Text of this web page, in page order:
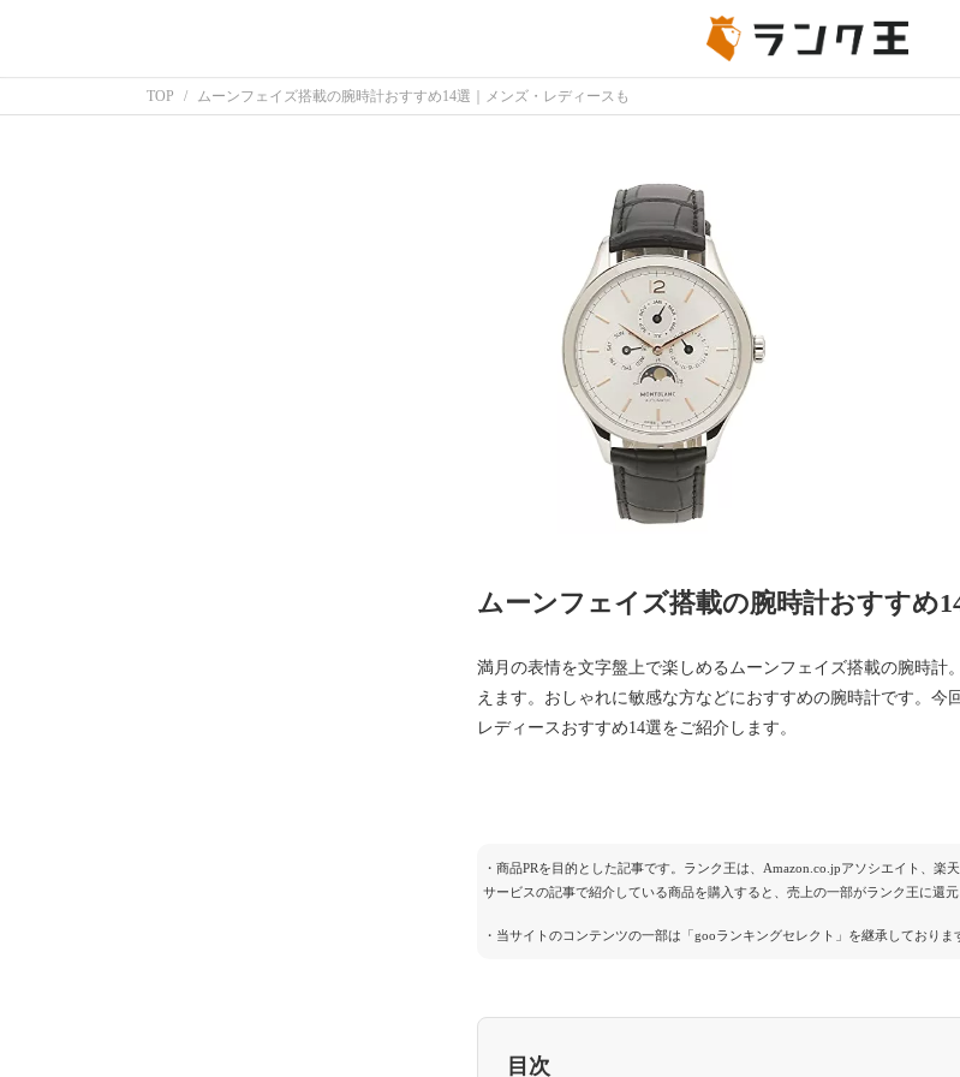
TOP ムーンフェイズ搭載の腕時計おすすめ14選｜メンズ・レディースも
ムーンフェイズ搭載の腕時計おすすめ
満月の表情を文字盤上で楽しめるムーンフェイズ搭載の腕時
えます。おしゃれに敏感な方などにおすすめの腕時計です。
レディースおすすめ14選をご紹介します。
・商品PRを目的とした記事です。ランク王は、Amazon.co.jpアソシエイト、
サービスの記事で紹介している商品を購入すると、売上の一部がランク王に還元
・当サイトのコンテンツの一部は「gooランキングセレクト」を継承しておりま
目次